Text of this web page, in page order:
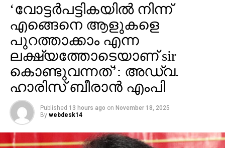
‘വോട്ടര്‍പട്ടികയില്‍ നിന്ന്
എങ്ങെനെ ആളുകളെ
പുറത്താക്കാം എന്ന
ലക്ഷ്യത്തോടെയാണ് sir
കൊണ്ടുവന്നത്’: അഡ്വ.
ഹാരിസ് ബീരാൻ എംപി
Published 13 hours ago on November 18, 2025
By webdesk14